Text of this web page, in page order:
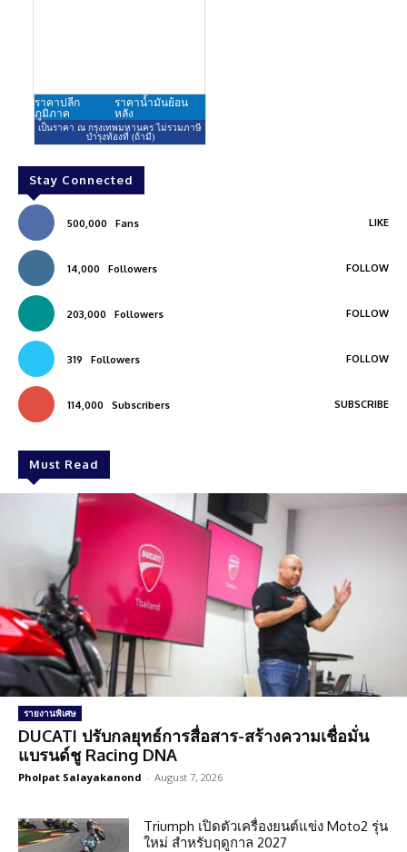
Stay Connected
500,000 Fans LIKE
14,000 Followers FOLLOW
203,000 Followers FOLLOW
319 Followers FOLLOW
114,000 Subscribers SUBSCRIBE
Must Read
รายงานพิเศษ
DUCATI ปรับกลยุทธ์การสื่อสาร-สร้างความเชื่อมั่น
แบรนด์ชู Racing DNA
Pholpat Salayakanond - August 7, 2026
Triumph เปิดตัวเครื่องยนต์แข่ง Moto2 รุ่น
ใหม่ สำหรับฤดูกาล 2027